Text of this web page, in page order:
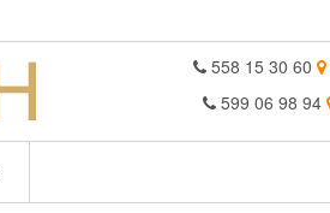
558 15 30 60
599 06 98 94